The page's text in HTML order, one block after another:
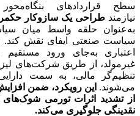
سطح قراردادهای
نیازمند طراحی یک سازوکار
به‌عنوان حلقه واسط میان
سیاست صنعتی ایفای نقش کند.
اعتباری به‌جای ورود
غیرمولد، از طریق شرکت‌های
تنظیم‌گر مالی، به سمت
می‌شوند. این رویکرد، ضمن
از تشدید اثرات تورمی
نقدینگی جلوگیری می‌کند.